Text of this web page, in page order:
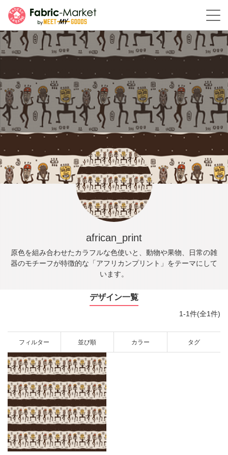
african_print
原色を組み合わせたカラフルな色使いと、動物や果物、日常の雑
器のモチーフが特徴的な「アフリカンプリント」をテーマにして
います。
デザイン一覧
1-1件(全1件)
フィルター 並び順 カラー タグ